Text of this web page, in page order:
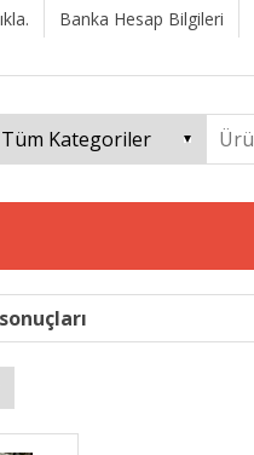
Banka Hesap Bilgileri